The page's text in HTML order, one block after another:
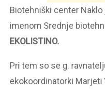
Biotehniški center Naklo
imenom Srednje
EKOLISTINO.
Pri tem so se g.
ekokoordinatorki Marjeti